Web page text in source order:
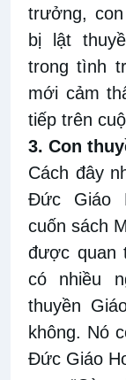
trưởng,
bị lật
trong tình
mới cảm
tiếp trên
3. Con
Cách đây
Đức Giáo
cuốn sách
được quan
có nhiều
thuyền
không. Nó
Đức Giáo